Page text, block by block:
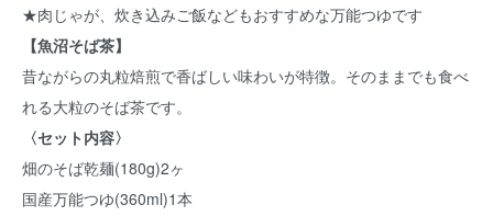
★肉じゃが、炊き込みご飯などもおすすめな万能つゆです
【魚沼そば茶】
昔ながらの丸粒焙煎で香ばしい味わいが特徴。そのままでも食べ
れる大粒のそば茶です。
〈セット内容〉
畑のそば乾麺(180g)2ヶ
国産万能つゆ(360ml)1本